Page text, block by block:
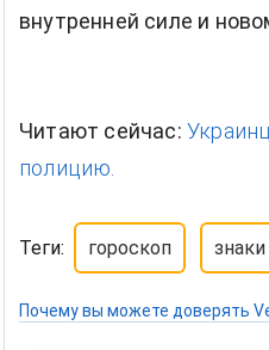
внутренней силе и
Читают сейчас:
полицию.
Теги: гороскоп
Почему вы можете доверять